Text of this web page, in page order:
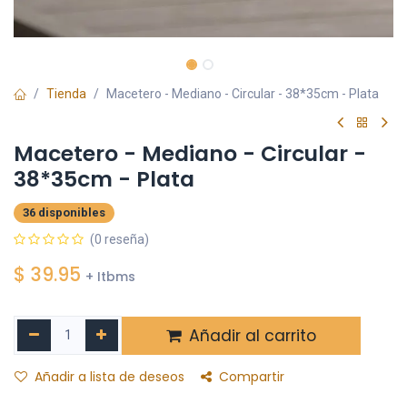
Tienda Macetero - Mediano - Circular - 38*35cm - Plata
Macetero - Mediano - Circular -
38*35cm - Plata
36 disponibles
(0 reseña)
$ 39.95 + Itbms
Añadir al carrito
Añadir a lista de deseos Compartir